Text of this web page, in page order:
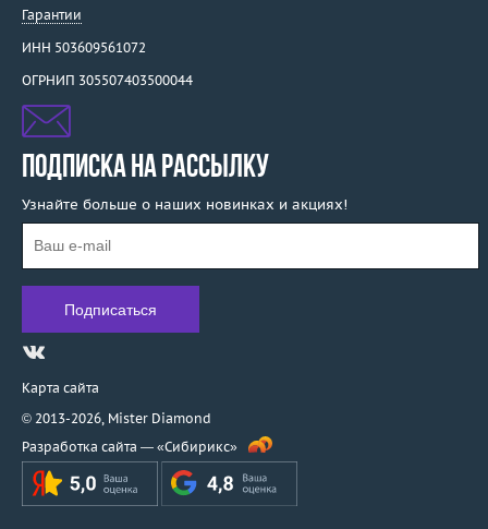
Гарантии
ИНН 503609561072
ОГРНИП 305507403500044
ПОДПИСКА НА РАССЫЛКУ
Узнайте больше о наших новинках и акциях!
Карта сайта
© 2013-2026, Mister Diamond
Разработка сайта — «Сибирикс»